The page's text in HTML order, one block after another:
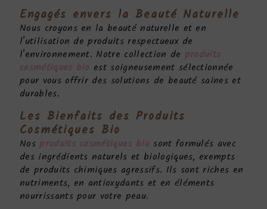
Engagés envers la Beauté Naturelle
Nous croyons en la beauté naturelle et en
l'utilisation de produits respectueux de
l'environnement. Notre collection de produits
cosmétiques bio est soigneusement sélectionnée
pour vous offrir des solutions de beauté saines et
durables.
Les Bienfaits des Produits
Cosmétiques Bio
Nosproduits cosmétiques bio sont formulés avec
des ingrédients naturels et biologiques, exempts
de produits chimiques agressifs. Ils sont riches en
nutriments, en antioxydants et en éléments
nourrissants pour votre peau.